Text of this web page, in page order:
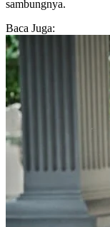
sambungnya.
Baca Juga: